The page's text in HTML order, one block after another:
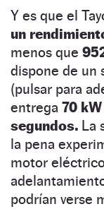
Y es que el
un
menos que
dispone de un
(pulsar para
entrega 70 kW
segundos. La
la pena
motor
podrían verse